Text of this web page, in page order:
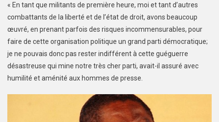
« En tant que militants de première heure, moi et tant d’autres
combattants de la liberté et de l’état de droit, avons beaucoup
œuvré, en prenant parfois des risques incommensurables, pour
faire de cette organisation politique un grand parti démocratique;
je ne pouvais donc pas rester indifférent à cette guéguerre
désastreuse qui mine notre très cher parti, avait-il assuré avec
humilité et aménité aux hommes de presse.